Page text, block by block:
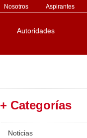
Nosotros Aspirantes
Autoridades
+ Categorías
Noticias